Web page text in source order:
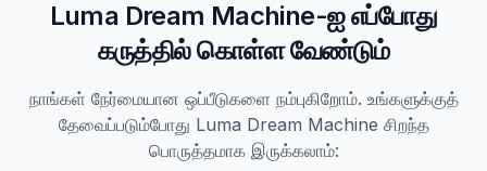
Luma Dream Machine-ஐ எப்போது
கருத்தில் கொள்ள வேண்டும்
நாங்கள் நேர்மையான ஒப்பீடுகளை நம்புகிறோம். உங்களுக்குத்
தேவைப்படும்போது Luma Dream Machine சிறந்த
பொருத்தமாக இருக்கலாம்: